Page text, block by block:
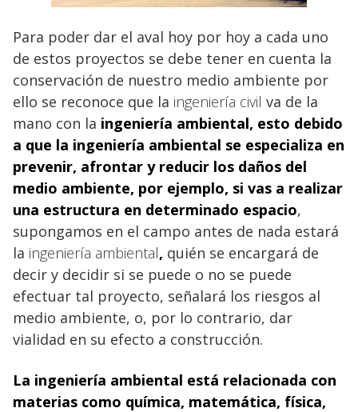
Para poder dar el aval hoy por hoy a cada uno
de estos proyectos se debe tener en cuenta la
conservación de nuestro medio ambiente por
ello se reconoce que la ingeniería civil va de la
mano con la ingeniería ambiental, esto debido
a que la ingeniería ambiental se especializa en
prevenir, afrontar y reducir los daños del
medio ambiente, por ejemplo, si vas a realizar
una estructura en determinado espacio,
supongamos en el campo antes de nada estará
la ingeniería ambiental, quién se encargará de
decir y decidir si se puede o no se puede
efectuar tal proyecto, señalará los riesgos al
medio ambiente, o, por lo contrario, dar
vialidad en su efecto a construcción.
La ingeniería ambiental está relacionada con
materias como química, matemática, física,